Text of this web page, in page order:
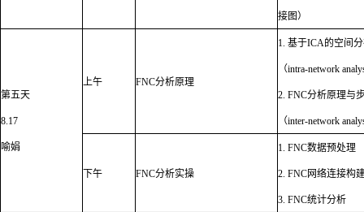
接图）
第五天
8.17
喻娟
上午 FNC分析原理
1. 基于ICA的空间
（intra-network
2. FNC分析原理与
（inter-network
下午 FNC分析实操
1. FNC数据预处理
2. FNC网络连接构
3. FNC统计分析